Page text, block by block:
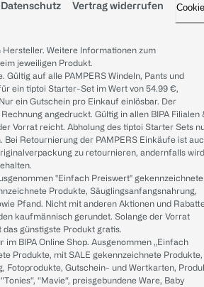
Datenschutz Vertrag widerrufen
Hersteller. Weitere Informationen zum
jeweiligen Produkt.
Gültig auf alle PAMPERS Windeln, Pants und
ein tiptoi Starter-Set im Wert von 54.99 €,
ein Gutschein pro Einkauf einlösbar. Der
angedruckt. Gültig in allen BIPA Filialen
Vorrat reicht. Abholung des tiptoi Starter Sets
Bei Retournierung der PAMPERS Einkäufe ist
zu retournieren, andernfalls wird
"Einfach Preiswert" gekennzeichnete
Produkte, Säuglingsanfangsnahrung,
Pfand. Nicht mit anderen Aktionen und
kaufmännisch gerundet. Solange der Vorrat
das günstigste Produkt gratis.
im BIPA Online Shop. Ausgenommen „Einfach
Produkte, mit SALE gekennzeichnete Produkte,
Fotoprodukte, Gutschein- und Wertkarten,
“Mavie“, preisgebundene Ware, Baby